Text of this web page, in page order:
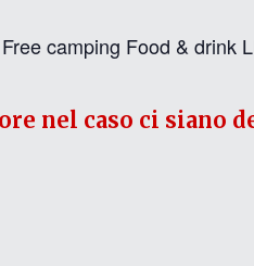
camping Food &
nel caso ci siano